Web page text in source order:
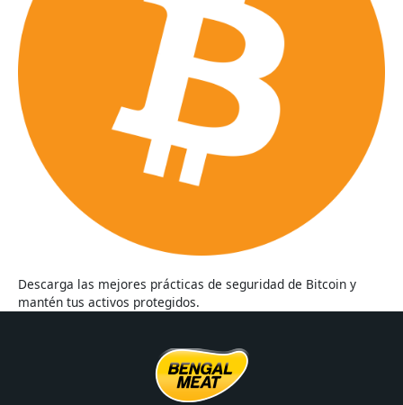
Descarga las mejores prácticas de seguridad de Bitcoin y
mantén tus activos protegidos.